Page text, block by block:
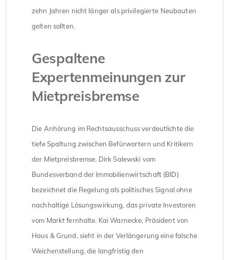
zehn Jahren nicht länger als privilegierte Neubauten
gelten sollten.
Gespaltene
Expertenmeinungen zur
Mietpreisbremse
Die Anhörung im Rechtsausschuss verdeutlichte die
tiefe Spaltung zwischen Befürwortern und Kritikern
der Mietpreisbremse. Dirk Salewski vom
Bundesverband der Immobilienwirtschaft (BID)
bezeichnet die Regelung als politisches Signal ohne
nachhaltige Lösungswirkung, das private Investoren
vom Markt fernhalte. Kai Warnecke, Präsident von
Haus & Grund, sieht in der Verlängerung eine falsche
Weichenstellung, die langfristig den